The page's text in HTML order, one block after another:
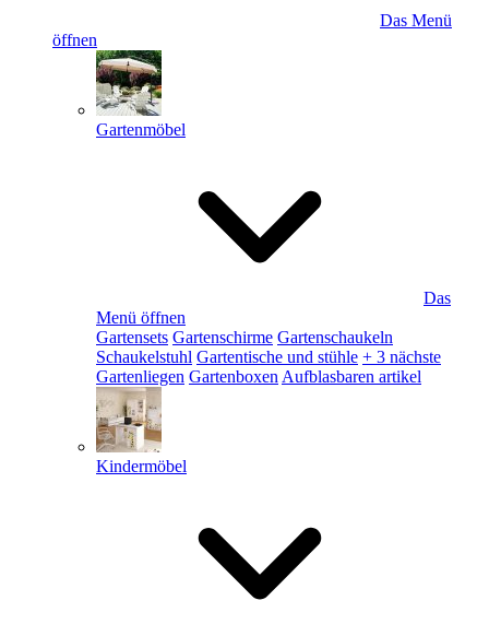
Das Menü
öffnen
Gartenmöbel
Das
Menü öffnen
Gartensets Gartenschirme Gartenschaukeln
Schaukelstuhl Gartentische und stühle + 3 nächste
Gartenliegen Gartenboxen Aufblasbaren artikel
Kindermöbel